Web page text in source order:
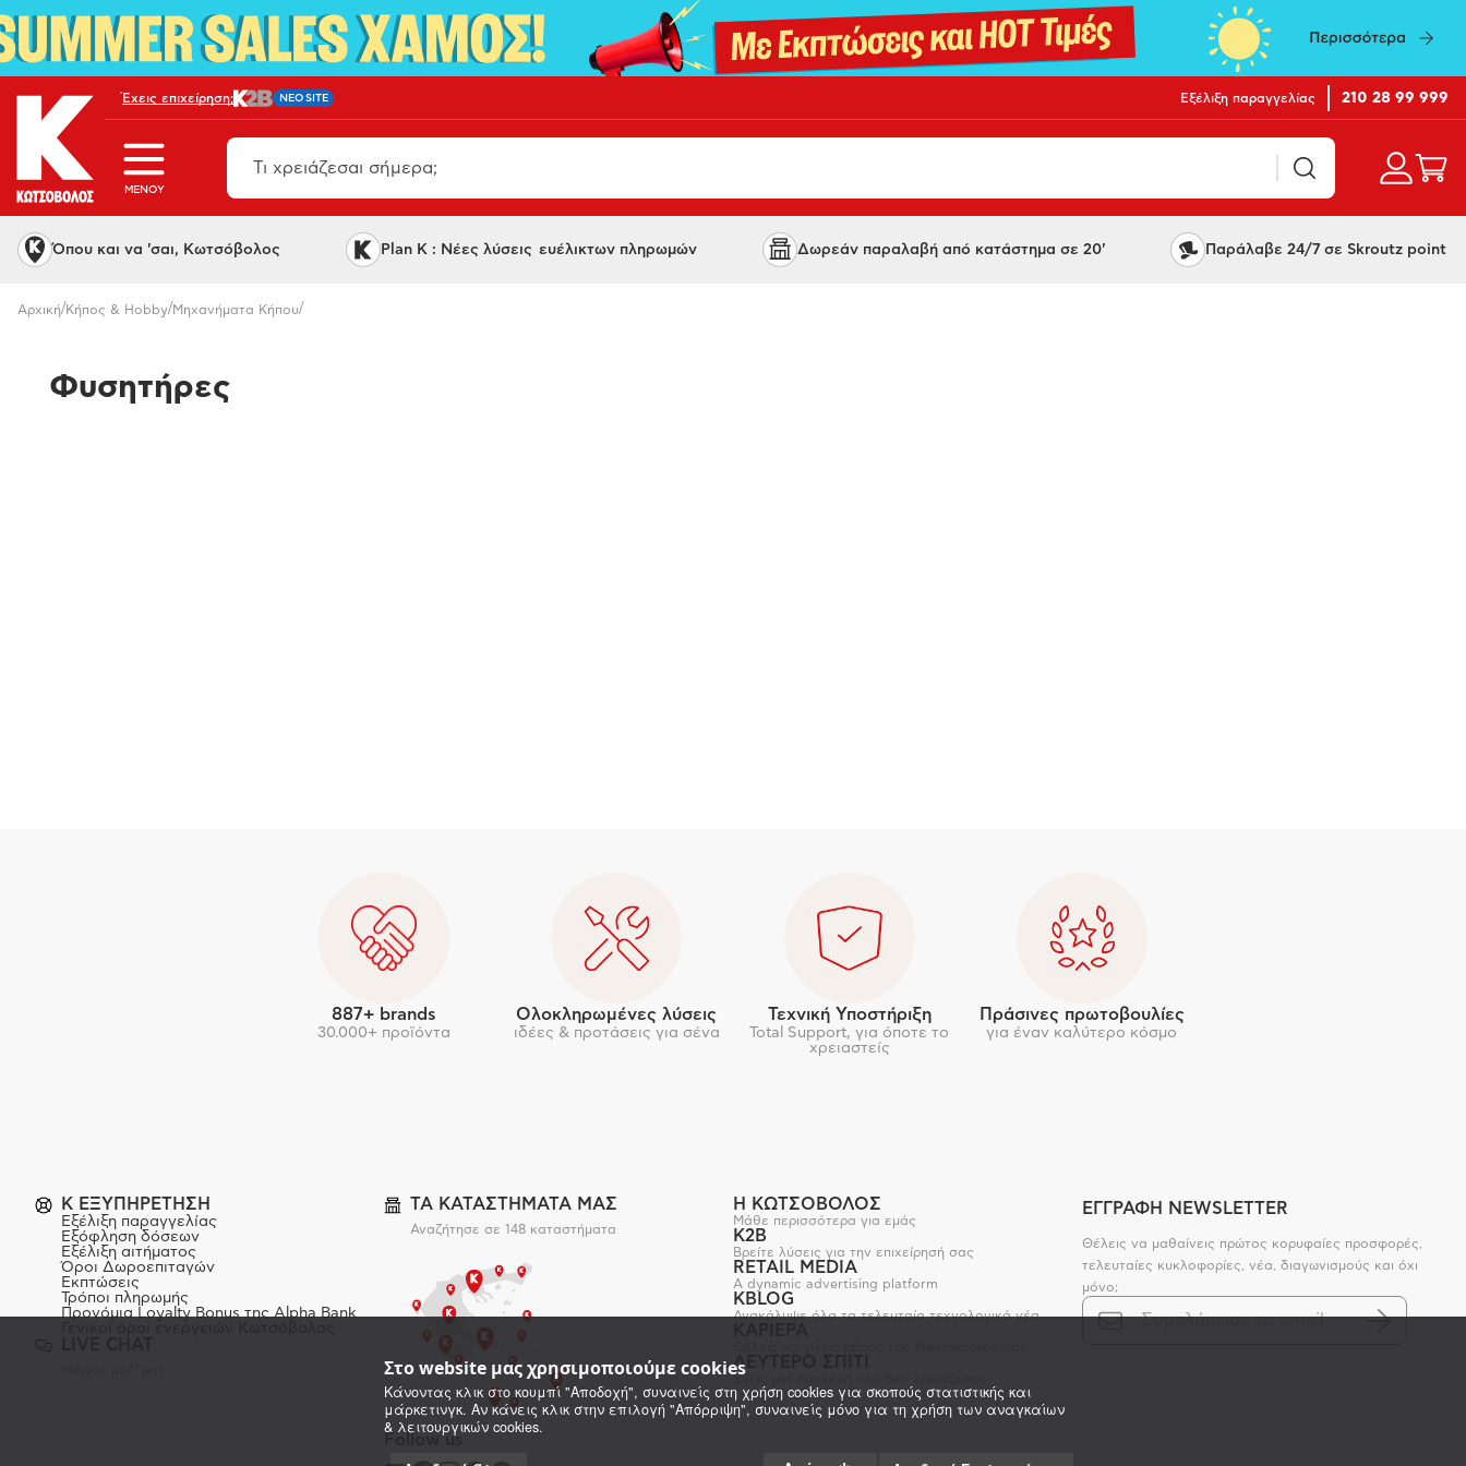
Στο website μας χρησιμοποιούμε cookies
Κάνοντας κλικ στο κουμπί "Αποδοχή", συναινείς στη χρήση cookies για σκοπούς στατιστικής και
μάρκετινγκ. Αν κάνεις κλικ στην επιλογή "Απόρριψη", συναινείς μόνο για τη χρήση των αναγκαίων
& λειτουργικών cookies.
Έχεις επιχείρηση; NEO SITE Εξέλιξη παραγγελίας 210 28 99 999
MENOY
Όπου και να 'σαι, Κωτσόβολος Plan K : Νέες λύσεις ευέλικτων πληρωμών Δωρεάν παραλαβή από κατάστημα σε 20' Παράλαβε 24/7 σε Skroutz point
Αρχική/Κήπος & Hobby/Μηχανήματα Κήπου/
Φυσητήρες
887+ brands
30.000+ προϊόντα
Ολοκληρωμένες λύσεις
ιδέες & προτάσεις για σένα
Τεχνική Υποστήριξη
Total Support, για όποτε το
χρειαστείς
Πράσινες πρωτοβουλίες
για έναν καλύτερο κόσμο
K ΕΞΥΠΗΡΕΤΗΣΗ
Εξέλιξη παραγγελίας
Εξόφληση δόσεων
Εξέλιξη αιτήματος
Όροι Δωροεπιταγών
Εκπτώσεις
Τρόποι πληρωμής
Προνόμια Loyalty Bonus της Alpha Bank
ΤΑ ΚΑΤΑΣΤΗΜΑΤΑ ΜΑΣ
Αναζήτησε σε 148 καταστήματα
Follow us
Η ΚΩΤΣΟΒΟΛΟΣ
Μάθε περισσότερα για εμάς
K2B
Βρείτε λύσεις για την επιχείρησή σας
RETAIL MEDIA
A dynamic advertising platform
KBLOG
Ανακάλυψε όλα τα τελευταία τεχνολογικά νέα
ΔΕΥΤΕΡΟ ΣΠΙΤΙ
Έχεις μία συσκευή που δεν χρειάζεσαι;
ΕΓΓΡΑΦΗ NEWSLETTER
Θέλεις να μαθαίνεις πρώτος κορυφαίες προσφορές,
τελευταίες κυκλοφορίες, νέα, διαγωνισμούς και όχι
μόνο;